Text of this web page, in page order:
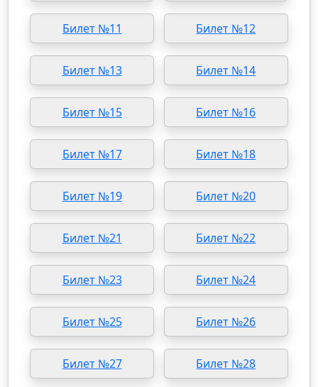
Билет №11 Билет №12
Билет №13 Билет №14
Билет №15 Билет №16
Билет №17 Билет №18
Билет №19 Билет №20
Билет №21 Билет №22
Билет №23 Билет №24
Билет №25 Билет №26
Билет №27 Билет №28